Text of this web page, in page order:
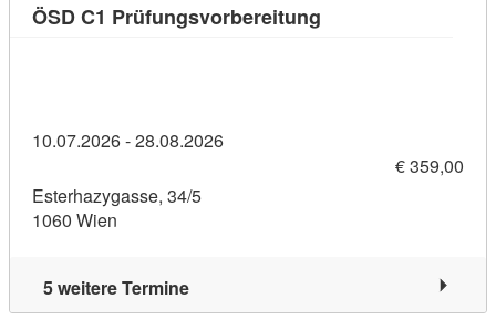
ÖSD C1 Prüfungsvorbereitung
10.07.2026 - 28.08.2026
€ 359,00
Esterhazygasse, 34/5
1060 Wien
5 weitere Termine